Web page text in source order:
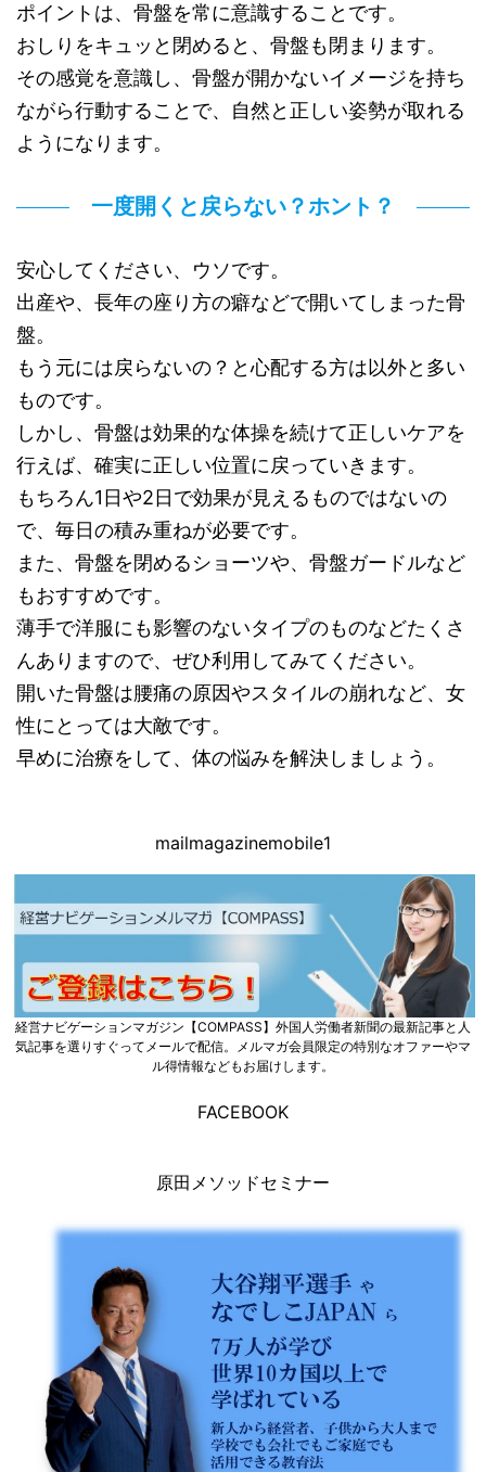
ポイントは、骨盤を常に意識することです。
おしりをキュッと閉めると、骨盤も閉まります。
その感覚を意識し、骨盤が開かないイメージを持ち
ながら行動することで、自然と正しい姿勢が取れる
ようになります。
一度開くと戻らない？ホント？
安心してください、ウソです。
出産や、長年の座り方の癖などで開いてしまった骨
盤。
もう元には戻らないの？と心配する方は以外と多い
ものです。
しかし、骨盤は効果的な体操を続けて正しいケアを
行えば、確実に正しい位置に戻っていきます。
もちろん1日や2日で効果が見えるものではないの
で、毎日の積み重ねが必要です。
また、骨盤を閉めるショーツや、骨盤ガードルなど
もおすすめです。
薄手で洋服にも影響のないタイプのものなどたくさ
んありますので、ぜひ利用してみてください。
開いた骨盤は腰痛の原因やスタイルの崩れなど、女
性にとっては大敵です。
早めに治療をして、体の悩みを解決しましょう。
mailmagazinemobile1
経営ナビゲーションマガジン【COMPASS】外国人労働者新聞の最新記事と人
気記事を選りすぐってメールで配信。メルマガ会員限定の特別なオファーやマ
ル得情報などもお届けします。
FACEBOOK
原田メソッドセミナー